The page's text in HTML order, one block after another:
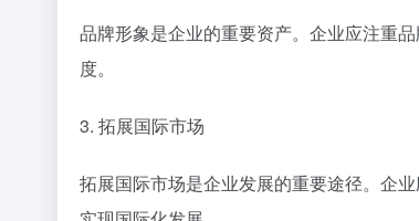
品牌形象是企业的重要资产。企业应注重
度。
3. 拓展国际市场
拓展国际市场是企业发展的重要途径。企